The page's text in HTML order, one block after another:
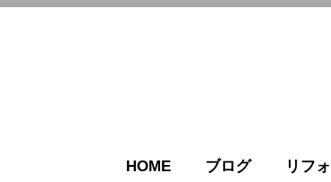
HOME ブログ リフ